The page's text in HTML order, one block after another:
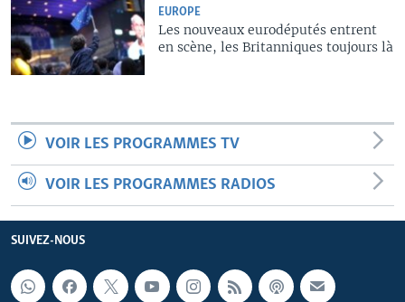
EUROPE
Les nouveaux eurodéputés entrent
en scène, les Britanniques toujours là
VOIR LES PROGRAMMES TV
VOIR LES PROGRAMMES RADIOS
SUIVEZ-NOUS